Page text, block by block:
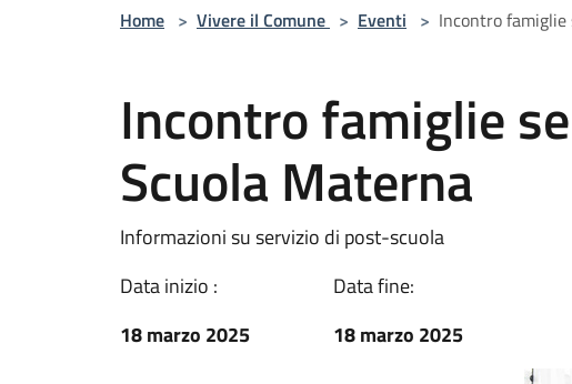
Home > Vivere il Comune > Eventi > Incontro famiglie
Incontro famiglie
Scuola Materna
Informazioni su servizio di post-scuola
Data inizio :
18 marzo 2025
Data fine:
18 marzo 2025